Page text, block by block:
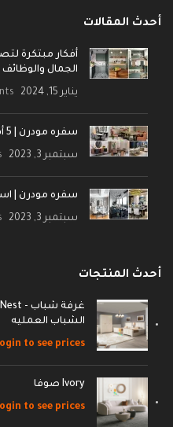
أحدث المقالات
الجمال والوظائف
يناير 15, 2024
سفره مودرن | 5 أفكار لتصميم سفرة و بوفيه ونيش
سبتمبر 3, 2023
سفره مودرن |
سبتمبر 3, 2023
أحدث المنتجات
الشباب العمليه
to see prices
Ivory صوفا
to see prices